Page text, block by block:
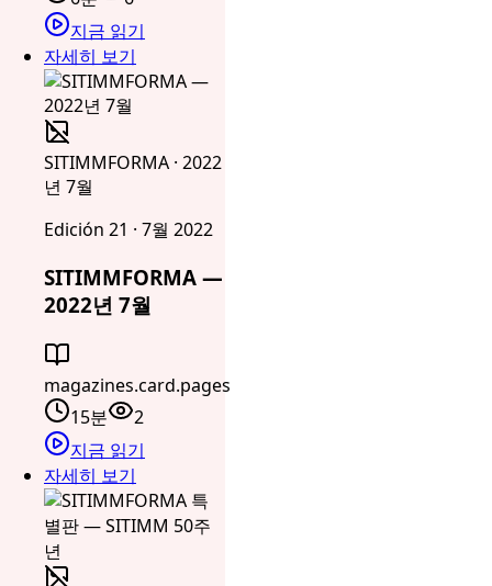
지금 읽기
자세히 보기
SITIMMFORMA · 2022
년 7월
Edición 21 · 7월 2022
SITIMMFORMA —
2022년 7월
magazines.card.pages
15분
2
지금 읽기
자세히 보기